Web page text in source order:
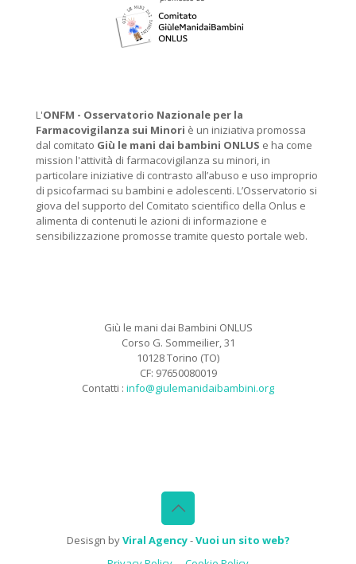
L'ONFM - Osservatorio Nazionale per la
Farmacovigilanza sui Minori è un iniziativa promossa
dal comitato Giù le mani dai bambini ONLUS e ha come
mission l'attività di farmacovigilanza su minori, in
particolare iniziative di contrasto all’abuso e uso improprio
di psicofarmaci su bambini e adolescenti. L’Osservatorio si
giova del supporto del Comitato scientifico della Onlus e
alimenta di contenuti le azioni di informazione e
sensibilizzazione promosse tramite questo portale web.
Giù le mani dai Bambini ONLUS
Corso G. Sommeilier, 31
10128 Torino (TO)
CF: 97650080019
Contatti : info@giulemanidaibambini.org
Desisgn byViral Agency-Vuoi un sito web?